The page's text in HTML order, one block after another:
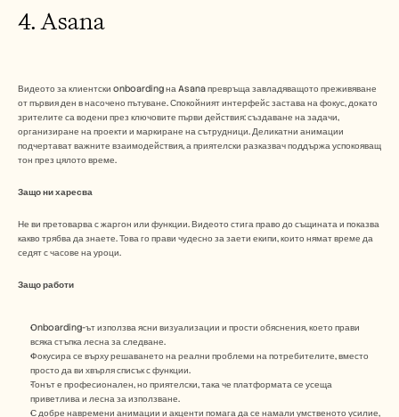
4. Asana
Видеото за клиентски onboarding на Asana превръща завладяващото преживяване
от първия ден в насочено пътуване. Спокойният интерфейс застава на фокус, докато
зрителите са водени през ключовите първи действия: създаване на задачи,
организиране на проекти и маркиране на сътрудници. Деликатни анимации
подчертават важните взаимодействия, а приятелски разказвач поддържа успокояващ
тон през цялото време.
Защо ни харесва
Не ви претоварва с жаргон или функции. Видеото стига право до същината и показва
какво трябва да знаете. Това го прави чудесно за заети екипи, които нямат време да
седят с часове на уроци.
Защо работи
Onboarding-ът използва ясни визуализации и прости обяснения, което прави
всяка стъпка лесна за следване.
Фокусира се върху решаването на реални проблеми на потребителите, вместо
просто да ви хвърля списък с функции.
Тонът е професионален, но приятелски, така че платформата се усеща
приветлива и лесна за използване.
С добре навремени анимации и акценти помага да се намали умственото усилие,